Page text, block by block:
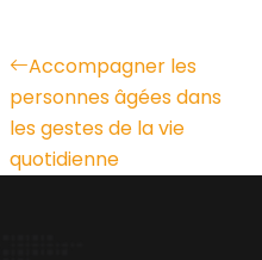
Accompagner les
personnes âgées dans
les gestes de la vie
quotidienne